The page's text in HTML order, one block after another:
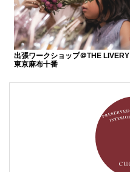
出張ワークショップ＠THE LIVERY
東京麻布十番